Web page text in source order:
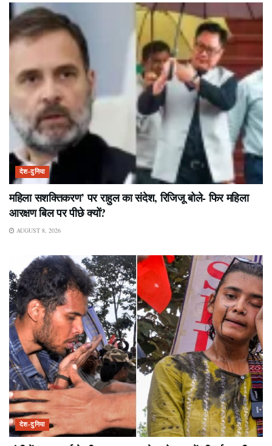
देश-दुनिया
महिला सशक्तिकरण’ पर राहुल का संदेश, रिजिजू बोले- फिर महिला
आरक्षण बिल पर पीछे क्यों?
AUGUST 8, 2026
देश-दुनिया